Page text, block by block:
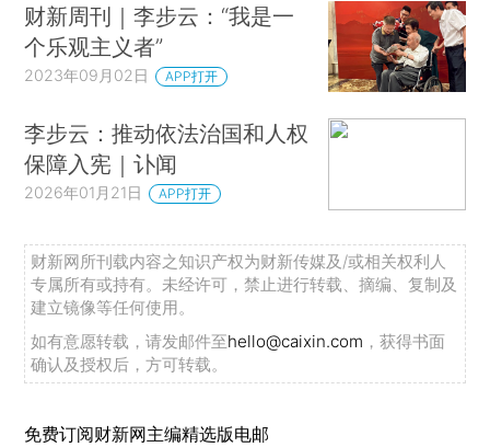
财新周刊｜李步云：“我是一
个乐观主义者”
2023年09月02日 APP打开
李步云：推动依法治国和人权
保障入宪｜讣闻
2026年01月21日 APP打开
财新网所刊载内容之知识产权为财新传媒及/或相关权利人
专属所有或持有。未经许可，禁止进行转载、摘编、复制及
建立镜像等任何使用。
如有意愿转载，请发邮件至hello@caixin.com ，获得书面
确认及授权后，方可转载。
免费订阅财新网主编精选版电邮